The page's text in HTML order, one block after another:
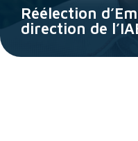
Réélection
direction de